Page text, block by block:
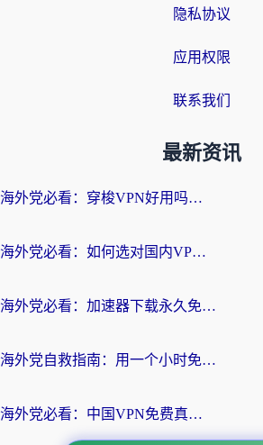
隐私协议
应用权限
联系我们
最新资讯
海外党必看：穿梭VPN好用吗？和云帆VPN对比哪个回国效果更好？附真实测评+避坑指南
海外党必看：如何选对国内VPN，实现无缝访问国内资源？
海外党必看：加速器下载永久免费版真的存在吗？教你无缝访问国内资源的正确姿势
海外党自救指南：用一个小时免费加速器，轻松打破国内资源访问壁垒？
海外党必看：中国VPN免费真的靠谱吗？手把手教你选对回国加速器